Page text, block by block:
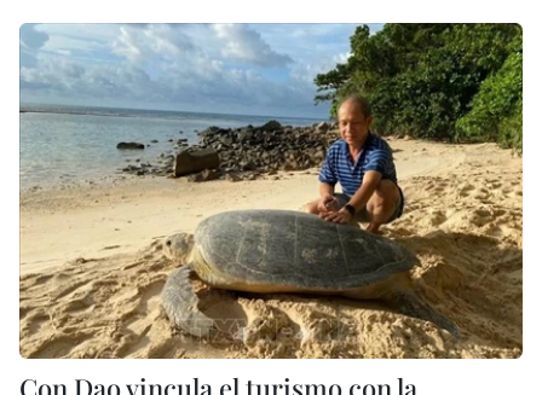
Con Dao vincula el turismo con la